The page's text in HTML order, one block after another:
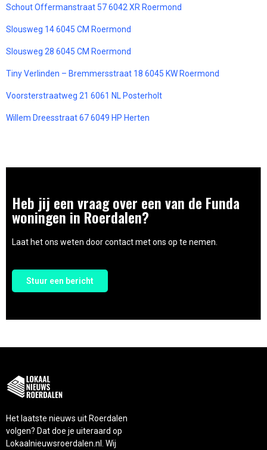
Schout Offermanstraat 57 6042 XR Roermond
Slousweg 14 6045 CM Roermond
Slousweg 28 6045 CM Roermond
Tiny Verlinden – Bremmersstraat 18 6045 KW Roermond
Voorsterstraatweg 21 6061 NL Posterholt
Willem Dreesstraat 67 6049 HP Herten
Heb jij een vraag over een van de Funda
woningen in Roerdalen?
Laat het ons weten door contact met ons op te nemen.
Stuur een bericht
Het laatste nieuws uit Roerdalen
volgen? Dat doe je uiteraard op
Lokaalnieuwsroerdalen.nl. Wij